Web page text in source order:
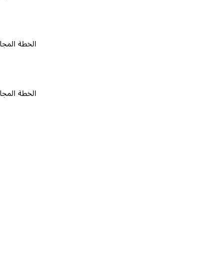
الخطة المجانية ٠
الخطة المجانية ٠